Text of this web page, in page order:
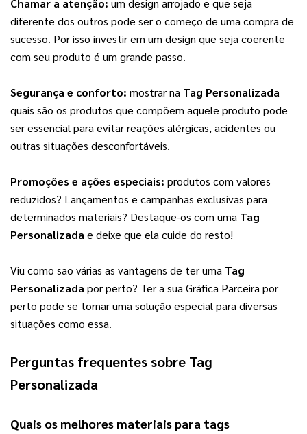
Chamar a atenção: um design arrojado e que seja
diferente dos outros pode ser o começo de uma compra de
sucesso. Por isso investir em um design que seja coerente
com seu produto é um grande passo.
Segurança e conforto: mostrar na Tag Personalizada
quais são os produtos que compõem aquele produto pode
ser essencial para evitar reações alérgicas, acidentes ou
outras situações desconfortáveis.
Promoções e ações especiais: produtos com valores
reduzidos? Lançamentos e campanhas exclusivas para
determinados materiais? Destaque-os com uma Tag
Personalizada e deixe que ela cuide do resto!
Viu como são várias as vantagens de ter uma Tag
Personalizada por perto? Ter a sua Gráfica Parceira por
perto pode se tornar uma solução especial para diversas
situações como essa.
Perguntas frequentes sobre Tag
Personalizada
Quais os melhores materiais para tags